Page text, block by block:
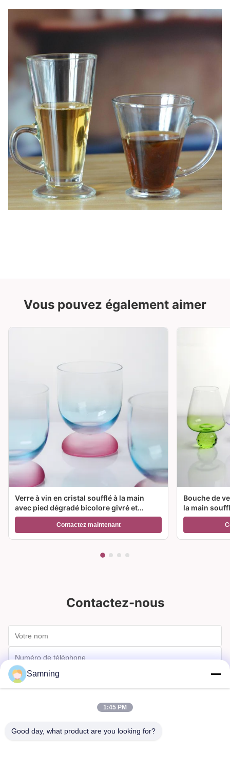
Vous pouvez également aimer
Verre à vin en cristal soufflé à la main
avec pied dégradé bicolore givré et
capacité de 300 ml pour vin, cocktail et
décoration intérieureContactez maintenant
Bouche de
la main
couleur et
Idéal pour
Contactez-nous
Samning
1:45 PM
Good day, what product are you looking for?